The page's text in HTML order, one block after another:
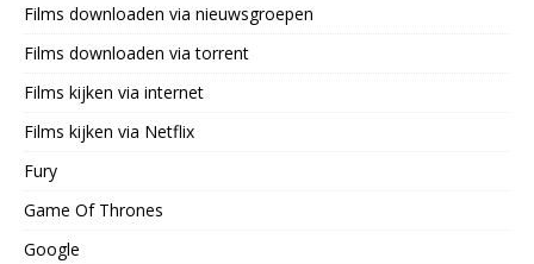
Films downloaden via nieuwsgroepen
Films downloaden via torrent
Films kijken via internet
Films kijken via Netflix
Fury
Game Of Thrones
Google